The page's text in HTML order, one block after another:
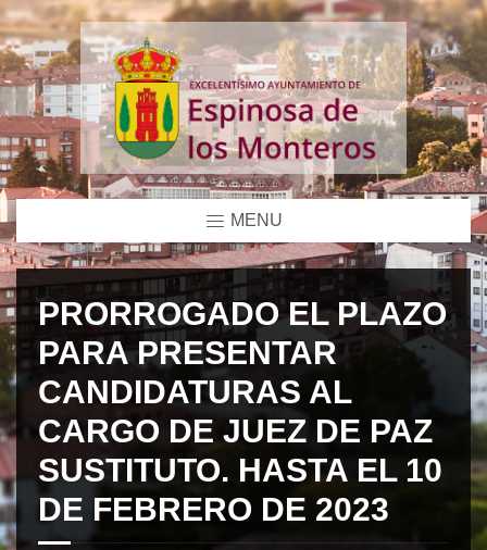
MENU
PRORROGADO EL PLAZO
PARA PRESENTAR
CANDIDATURAS AL
CARGO DE JUEZ DE PAZ
SUSTITUTO. HASTA EL 10
DE FEBRERO DE 2023